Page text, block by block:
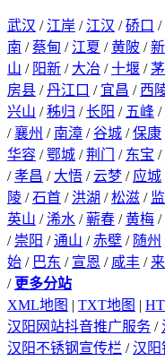
武汉 / 江岸 / 江汉 /硚口 /
南 /蔡甸 / 江夏 /黄陂 /
山 / 阳新 / 大冶 /十堰 /
房县 /丹江口 / 宜昌 / 西
兴山 /秭归 /长阳 / 五峰 /
/襄州 / 南漳 /谷城 /保康
华容 /鄂城 /荆门 / 东宝 /
/孝昌 / 大悟 /云梦 / 应城
陵 /石首 / 洪湖 /松滋 /
英山 /浠水 /蕲春 /黄梅 /
/ 崇阳 /通山 /赤壁 / 随州
始 / 巴东 / 宣恩 / 咸丰 /
/ 更多分站
XML地图 | TXT地图 |
汉阳网站抖音推广服务 /
汉阳不锈钢宣传栏 /汉阳